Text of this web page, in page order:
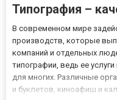
Типография –
В современном мире
производств, которые
компаний и отдельных
типографии, ведь ее
для многих. Различные
и буклетов, киноафиш и